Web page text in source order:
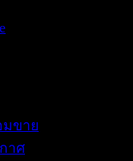
ขาย
าศ